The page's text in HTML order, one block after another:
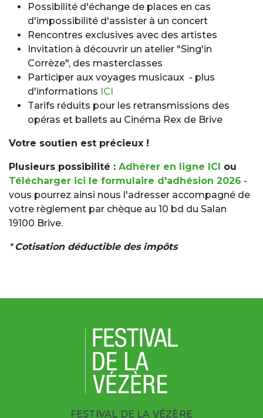
Possibilité d'échange de places en cas
d'impossibilité d'assister à un concert
Rencontres exclusives avec des artistes
Invitation à découvrir un atelier "Sing'in
Corrèze", des masterclasses
Participer aux voyages musicaux - plus
d'informations ICI
Tarifs réduits pour les retransmissions des
opéras et ballets au Cinéma Rex de Brive
Votre soutien est précieux !
Plusieurs possibilité : Adhérer en ligne ICI ou
Télécharger ici le formulaire d'adhésion 2026 -
vous pourrez ainsi nous l'adresser accompagné de
votre règlement par chèque au 10 bd du Salan
19100 Brive.
*Cotisation déductible des impôts
FESTIVAL DE LA VÉZÈRE